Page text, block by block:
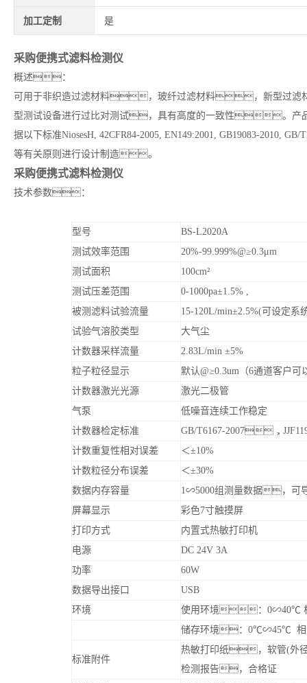
加工定制 是
采购便携式滤料检测仪
概述：
可用于非织造过滤材料，玻纤过滤材料，新型过滤
型测试设备进行过比对测试，具有高度的一致性。产
据以下标准NiosesH, 42CFR84-2005, EN149:2001, GB19083-2010,
等有关原则进行设计制造。
采购便携式滤料检测仪
技术参数：
型号
BS-L2020A
测试效率范围
20%-99.999%@≥0.3μm
测试面积
100cm²
测试压差范围
0-1000pa±1.5% ,
被测滤料试验流量
15-120L/min±2.5%(可设定系
试验气溶胶类型
大气尘
计数器采样流量
2.83L/min ±5%
粒子粒径显示
默认@≥0.3um（6通道客户可
计数器激光光源
激光二极管
气泵
低噪音连续工作稳定
计数器检定标准
GB/T6167-2007，
计数重复性相对误差
＜±10%
计数粒径分布误差
＜±30%
数据内存容量
1∽5000组测量数据，可
屏幕显示
彩色7寸触摸屏
打印方式
内置式热敏打印机
电源
DC 24V 3A
功率
60W
数据导出接口
USB
环境
使用环境：0∽40℃
储存环境：0℃∽45℃ 相
标准附件
热敏打印纸，软管(外
检测报告，合格证